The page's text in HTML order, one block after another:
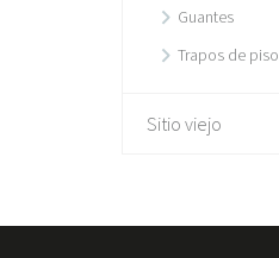
Guantes
Trapos de piso
Sitio viejo